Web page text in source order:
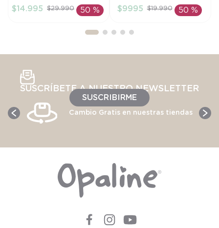
AÑADIR AL
$14.995 $29.990 50 %
AÑADIR AL
$9995 $19.990 50 %
SUSCRÍBETE A NUESTRO NEWSLETTER
SUSCRIBIRME
Cambio Gratis en nuestras tiendas